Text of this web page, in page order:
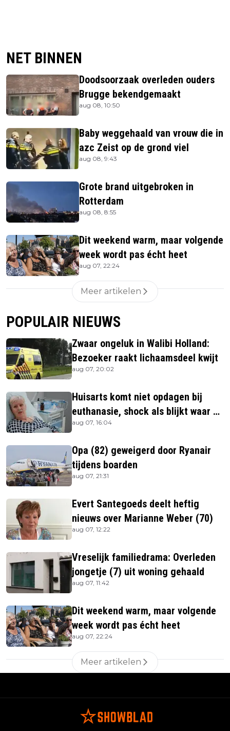
NET BINNEN
Doodsoorzaak overleden ouders
Brugge bekendgemaakt
aug 08, 10:50
Baby weggehaald van vrouw die in
azc Zeist op de grond viel
aug 08, 9:43
Grote brand uitgebroken in
Rotterdam
aug 08, 8:55
Dit weekend warm, maar volgende
week wordt pas écht heet
aug 07, 22:24
Meer artikelen
POPULAIR NIEUWS
Zwaar ongeluk in Walibi Holland:
Bezoeker raakt lichaamsdeel kwijt
aug 07, 20:02
Huisarts komt niet opdagen bij
euthanasie, shock als blijkt waar ze
is
aug 07, 16:04
Opa (82) geweigerd door Ryanair
tijdens boarden
aug 07, 21:31
Evert Santegoeds deelt heftig
nieuws over Marianne Weber (70)
aug 07, 12:22
Vreselijk familiedrama: Overleden
jongetje (7) uit woning gehaald
aug 07, 11:42
Dit weekend warm, maar volgende
week wordt pas écht heet
aug 07, 22:24
Meer artikelen